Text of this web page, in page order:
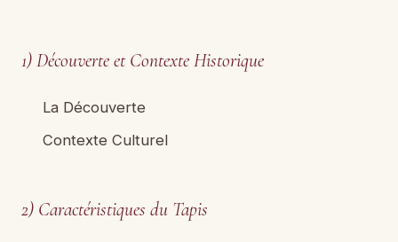
1) Découverte et Contexte Historique
La Découverte
Contexte Culturel
2) Caractéristiques du Tapis